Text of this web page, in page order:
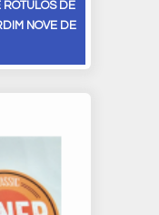
RÓTULOS DE
NOVE DE